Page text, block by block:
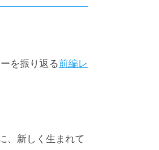
を振り返る前編レ
、新しく生まれて